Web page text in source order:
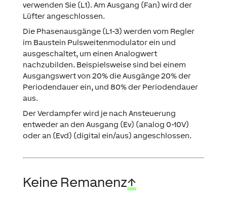
verwenden Sie (L1). Am Ausgang (Fan) wird der
Lüfter angeschlossen.
Die Phasenausgänge (L1-3) werden vom Regler
im Baustein Pulsweitenmodulator ein und
ausgeschaltet, um einen Analogwert
nachzubilden. Beispielsweise sind bei einem
Ausgangswert von 20% die Ausgänge 20% der
Periodendauer ein, und 80% der Periodendauer
aus.
Der Verdampfer wird je nach Ansteuerung
entweder an den Ausgang (Ev) (analog 0-10V)
oder an (Evd) (digital ein/aus) angeschlossen.
Keine Remanenz↑